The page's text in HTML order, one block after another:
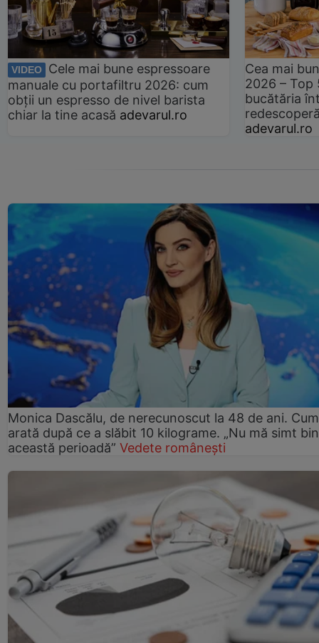
VIDEO
Cele mai bune espressoare
manuale cu portafiltru 2026: cum
obții un espresso de nivel barista
chiar la tine acasă adevarul.ro
Cea mai
2026 –
bucătăria
adevarul.ro
Monica Dascălu, de nerecunoscut la 48 de ani. Cum
arată după ce a slăbit 10 kilograme. „Nu mă simt
această perioadă” Vedete românești